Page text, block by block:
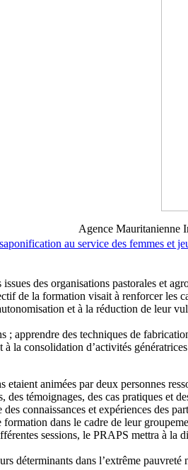
Agence Mauritanienne
au service des femmes et
des organisations pastorales et
de la formation visait à renforcer les
et à la réduction de leur
apprendre des techniques de
la consolidation d’activités
animées par deux personnes
témoignages, des cas pratiques et
connaissances et expériences des
dans le cadre de leur
sessions, le PRAPS mettra à la
déterminants dans l’extrême pauvreté